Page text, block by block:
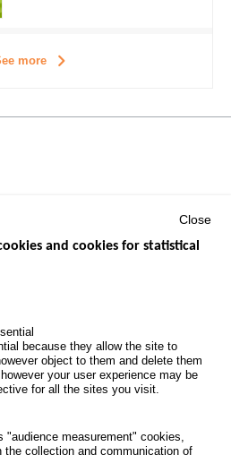
more
DATA FROM ROAD ACCIDENTS
Close
and cookies for statistical
because they allow the site to
object to them and delete them
your user experience may be
for all the sites you visit.
measurement" cookies,
the collection and communication of